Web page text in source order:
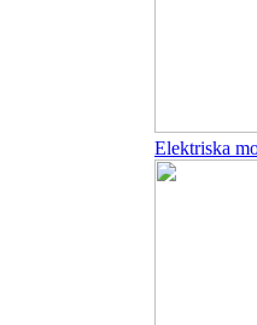
Elektriska